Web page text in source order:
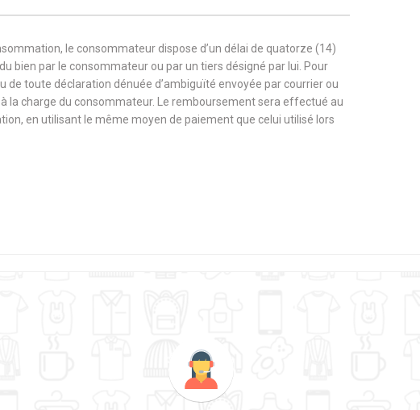
le consommateur dispose d’un délai de quatorze (14)
bien par le consommateur ou par un tiers désigné par lui. Pour
toute déclaration dénuée d’ambiguïté envoyée par courrier ou
la charge du consommateur. Le remboursement sera effectué au
en utilisant le même moyen de paiement que celui utilisé lors